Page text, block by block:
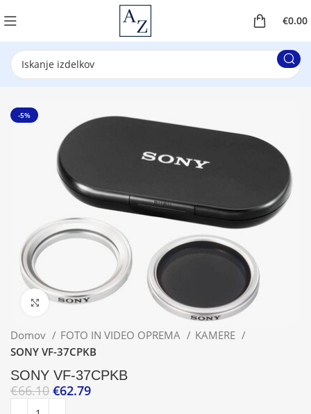
€0.00
-5%
Klikni za povečavo
Domov FOTO IN VIDEO OPREMA
KAMERE
SONY VF-37CPKB
SONY VF-37CPKB
€66.10 €62.79